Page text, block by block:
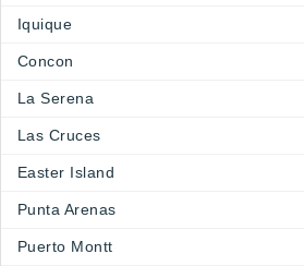
Iquique
Concon
La Serena
Las Cruces
Easter Island
Punta Arenas
Puerto Montt